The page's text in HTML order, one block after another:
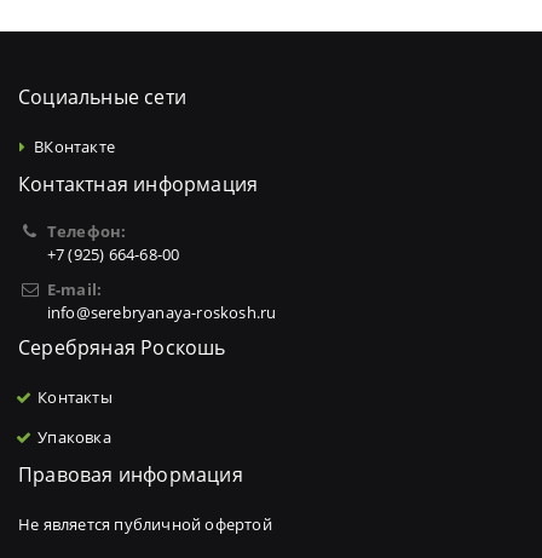
Социальные сети
ВКонтакте
Контактная информация
Телефон:
+7 (925) 664-68-00
E-mail:
info@serebryanaya-roskosh.ru
Серебряная Роскошь
Контакты
Упаковка
Правовая информация
Не является публичной офертой